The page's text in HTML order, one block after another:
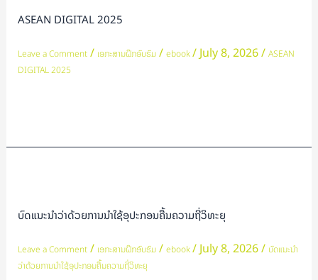
ໂຕຼ
ASEAN DIGITAL 2025
Leave a Comment / ເອກະສານຝຶກອົບຮົມ/ ebook/July 8, 2026/ ASEAN
DIGITAL 2025
2025
ບົດແນະນຳວ່າດ້ວຍການນຳໃຊ້ອຸປະກອນຄື້ນຄວາມຖີ່ວິທະຍຸ
Leave a Comment / ເອກະສານຝຶກອົບຮົມ/ ebook/July 8, 2026/ ບົດແນະນຳ
ວ່າດ້ວຍການນຳໃຊ້ອຸປະກອນຄື້ນຄວາມຖີ່ວິທະຍຸ
ວ່າ
ການ
ນຳ